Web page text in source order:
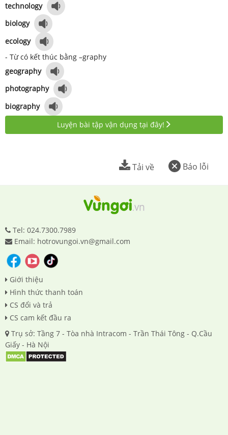
technology
biology
ecology
- Từ có kết thúc bằng –graphy
geography
photography
biography
Luyện bài tập vận dụng tại đây!
Báo lỗi
Tải về
Tel: 024.7300.7989
Email: hotrovungoi.vn@gmail.com
Giới thiệu
Hình thức thanh toán
CS đổi và trả
CS cam kết đầu ra
Trụ sở: Tầng 7 - Tòa nhà Intracom - Trần Thái Tông - Q.Cầu
Giấy - Hà Nội